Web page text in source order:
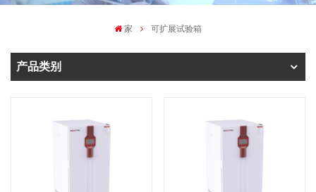
家 可扩展试验箱
产品类别